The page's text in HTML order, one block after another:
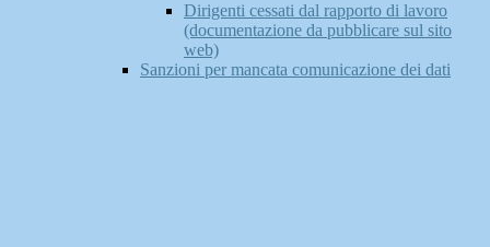
Dirigenti cessati dal rapporto di lavoro
(documentazione da pubblicare sul sito
web)
Sanzioni per mancata comunicazione dei dati